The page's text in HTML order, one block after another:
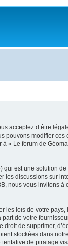
acceptez d’être
pouvons modifier
« Le forum de
est une solution
les discussions sur
nous vous invitons à
lois de votre
de votre
de supprimer,
stockées dans
de piratage